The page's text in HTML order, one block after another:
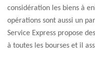
considération les biens à
opérations sont aussi un
Service Express propose
à toutes les bourses et il